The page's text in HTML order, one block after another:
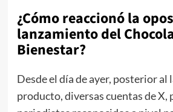
¿Cómo reaccionó la
lanzamiento del
Bienestar?
Desde el día de ayer, posterior al
producto, diversas cuentas de X,